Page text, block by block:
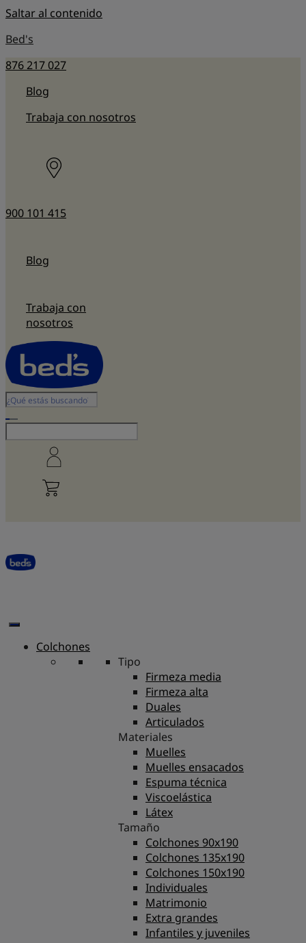
Saltar al contenido
Bed's
876 217 027
Blog
Trabaja con nosotros
900 101 415
Blog
Trabaja con
nosotros
Colchones
Tipo
Firmeza media
Firmeza alta
Duales
Articulados
Materiales
Muelles
Muelles ensacados
Espuma técnica
Viscoelástica
Látex
Tamaño
Colchones 90x190
Colchones 135x190
Colchones 150x190
Individuales
Matrimonio
Extra grandes
Infantiles y juveniles